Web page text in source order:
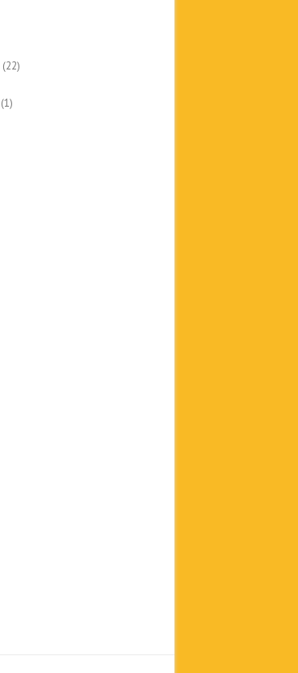
(22)
(1)